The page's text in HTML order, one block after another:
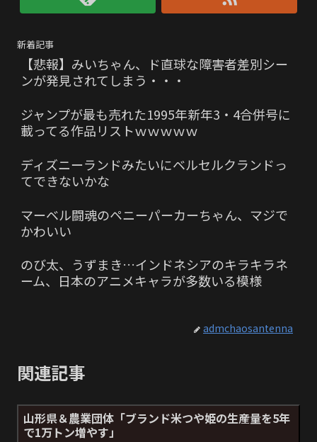
新着記事
【悲報】みいちゃん、ド直球な障害者差別シー
ンが発見されてしまう・・・
ジャンプが最も売れた1995年新年3・4合併号に
載ってる作品リストｗｗｗｗｗ
ディズニーランドみたいにベルセルクランドっ
てできないかな
マーベル闘魂のペニーパーカーちゃん、マジで
かわいい
のび太、うずまき…インドネシアのキラキラネ
ーム、日本のアニメキャラが多数いる模様
admchaosantenna
関連記事
山形県＆農業団体「ブランド米つや姫の生産量を5年
で1万トン増やす」